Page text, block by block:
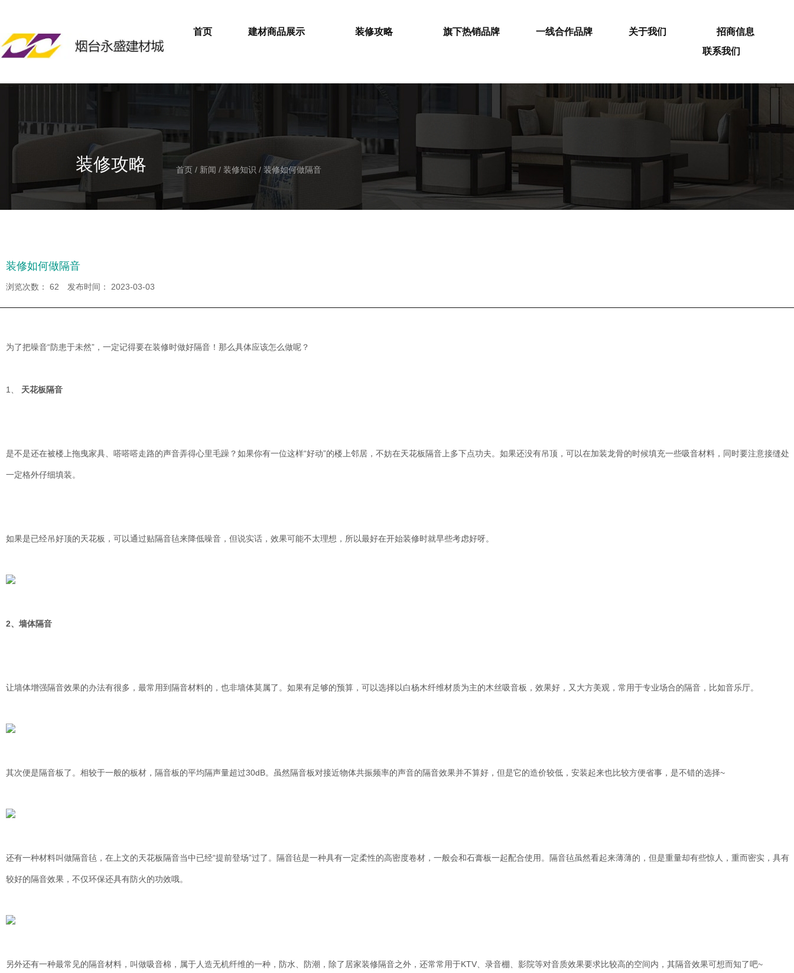
首页 建材商品展示 装修攻略 旗下热销品牌 一线合作品牌 关于我们
招商信息
联系我们
装修攻略 首页/ 新闻 /装修知识 /装修如何做隔音
装修如何做隔音
浏览次数： 62 发布时间： 2023-03-03
为了把噪音“防患于未然”，一定记得要在装修时做好隔音！那么具体应该怎么做呢？
1、 天花板隔音
是不是还在被楼上拖曳家具、嗒嗒嗒走路的声音弄得心里毛躁？如果你有一位这样“好动”的楼上邻居，不妨在天花板隔音上多下点功夫。如果还没有吊顶，可以在加装龙骨的时候填充一些吸音材料，同时要注意接缝处
一定格外仔细填装。
如果是已经吊好顶的天花板，可以通过贴隔音毡来降低噪音，但说实话，效果可能不太理想，所以最好在开始装修时就早些考虑好呀。
2、墙体隔音
让墙体增强隔音效果的办法有很多，最常用到隔音材料的，也非墙体莫属了。如果有足够的预算，可以选择以白杨木纤维材质为主的木丝吸音板，效果好，又大方美观，常用于专业场合的隔音，比如音乐厅。
其次便是隔音板了。相较于一般的板材，隔音板的平均隔声量超过30dB。虽然隔音板对接近物体共振频率的声音的隔音效果并不算好，但是它的造价较低，安装起来也比较方便省事，是不错的选择~
还有一种材料叫做隔音毡，在上文的天花板隔音当中已经“提前登场”过了。隔音毡是一种具有一定柔性的高密度卷材，一般会和石膏板一起配合使用。隔音毡虽然看起来薄薄的，但是重量却有些惊人，重而密实，具有
较好的隔音效果，不仅环保还具有防火的功效哦。
另外还有一种最常见的隔音材料，叫做吸音棉，属于人造无机纤维的一种，防水、防潮，除了居家装修隔音之外，还常常用于KTV 、录音棚、影院等对音质效果要求比较高的空间内，其隔音效果可想而知了吧~